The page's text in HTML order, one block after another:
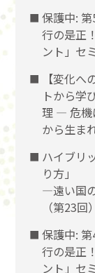
保護中:
行の是正
ント」セ
【変化
トから学
理 ― 危機
から生ま
ハイブリ
り方」
―遠い国
（第23回）
保護中:
行の是正
ント」セ